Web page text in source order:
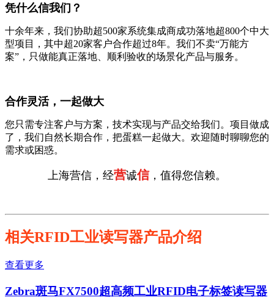
凭什么信我们？
十余年来，我们协助超500家系统集成商成功落地超800个中大
型项目，其中超20家客户合作超过8年。我们不卖“万能方
案”，只做能真正落地、顺利验收的场景化产品与服务。
合作灵活，一起做大
您只需专注客户与方案，技术实现与产品交给我们。项目做成
了，我们自然长期合作，把蛋糕一起做大。欢迎随时聊聊您的
需求或困惑。
上海营信，经营诚信，值得您信赖。
相关RFID工业读写器产品介绍
查看更多
Zebra斑马FX7500超高频工业RFID电子标签读写器